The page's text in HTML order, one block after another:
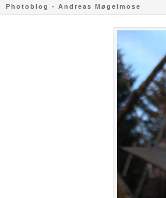
Photoblog - Andreas Møgelmose